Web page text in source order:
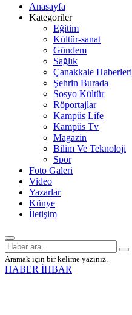
Anasayfa
Kategoriler
Eğitim
Kültür-sanat
Gündem
Sağlık
Çanakkale Haberleri
Şehrin Burada
Sosyo Kültür
Röportajlar
Kampüs Life
Kampüs Tv
Magazin
Bilim Ve Teknoloji
Spor
Foto Galeri
Video
Yazarlar
Künye
İletişim
Aramak için bir kelime yazınız.
HABER İHBAR